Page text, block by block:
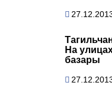
На
базары